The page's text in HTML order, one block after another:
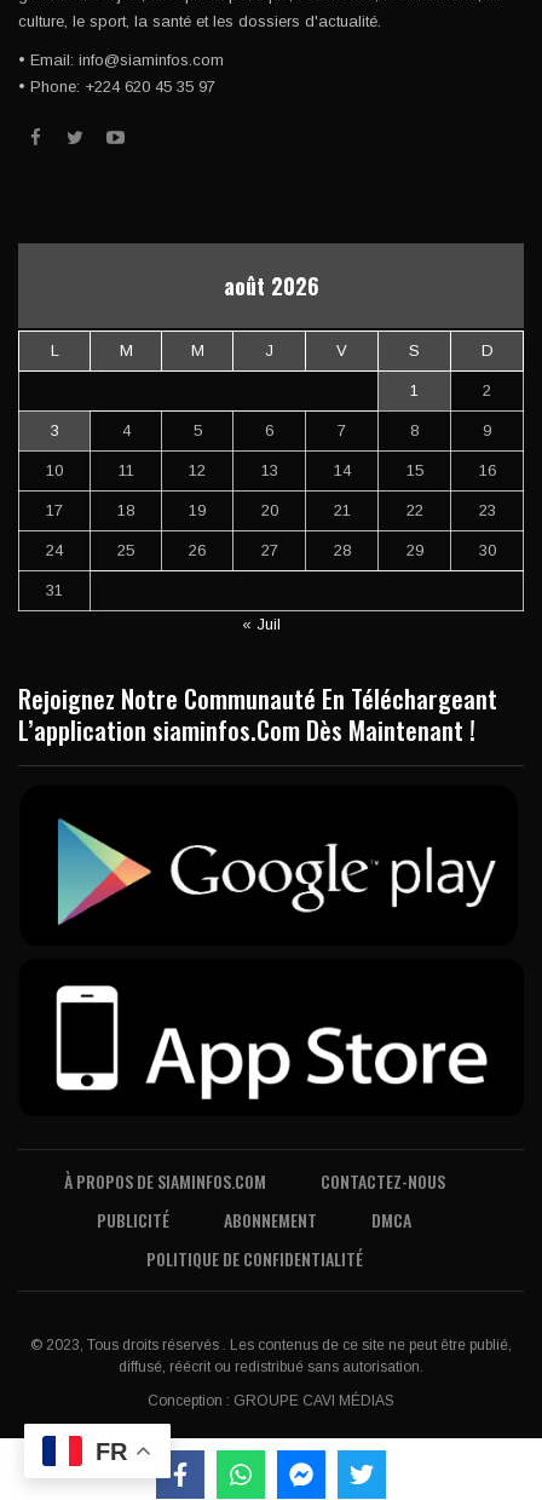
culture, le sport, la santé et les dossiers d'actualité.
• Email: info@siaminfos.com
• Phone: +224 620 45 35 97
août 2026
L M M J V S D
1 2
3 4 5 6 7 8 9
10 11 12 13 14 15 16
17 18 19 20 21 22 23
24 25 26 27 28 29 30
31
« Juil
Rejoignez Notre Communauté En Téléchargeant
L’application siaminfos.Com Dès Maintenant !
À PROPOS DE SIAMINFOS.COM
CONTACTEZ-NOUS
PUBLICITÉ
ABONNEMENT
DMCA
POLITIQUE DE CONFIDENTIALITÉ
© 2023, Tous droits réservés . Les contenus de ce site ne peut être publié,
diffusé, réécrit ou redistribué sans autorisation.
Conception : GROUPE CAVI MÉDIAS
FR